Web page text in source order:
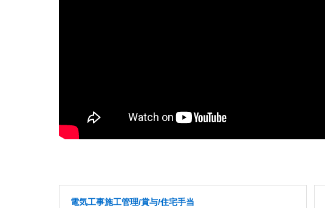
電気工事施工管理/賞与/住宅手当